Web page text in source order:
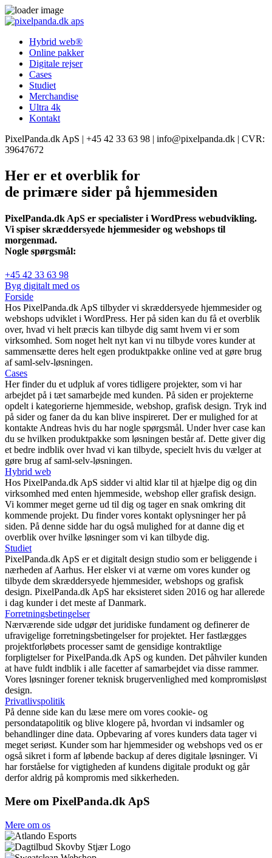
Hybrid web®
Online pakker
Digitale rejser
Cases
Studiet
Merchandise
Ultra 4k
Kontakt
PixelPanda.dk ApS | +45 42 33 63 98 | info@pixelpanda.dk | CVR:
39647672
Her er et overblik for
de primære sider på hjemmesiden
PixelPanda.dk ApS er specialister i WordPress webudvikling.
Vi spiser skræddersyede hjemmesider og webshops til
morgenmad.
Nogle spørgsmål:
+45 42 33 63 98
Byg digitalt med os
Forside
Hos PixelPanda.dk ApS tilbyder vi skræddersyede hjemmesider og
webshops udviklet i WordPress. Her på siden kan du få et overblik
over, hvad vi helt præcis kan tilbyde dig samt hvem vi er som
virksomhed. Som noget helt nyt kan vi nu tilbyde vores kunder at
sammensætte deres helt egen produktpakke online ved at gøre brug
af saml-selv-løsningen.
Cases
Her finder du et udpluk af vores tidligere projekter, som vi har
arbejdet på i tæt samarbejde med kunden. På siden er projekterne
opdelt i kategorierne hjemmeside, webshop, grafisk design. Tryk ind
på sider og faner da du kan blive inspireret. Der er mulighed for at
kontakte Andreas hvis du har nogle spørgsmål. Under hver case kan
du se hvilken produktpakke som løsningen består af. Dette giver dig
et bedre indblik over hvad vi kan tilbyde, specielt hvis du vælger at
gøre brug af saml-selv-løsningen.
Hybrid web
Hos PixelPanda.dk ApS sidder vi altid klar til at hjælpe dig og din
virksomhed med enten hjemmeside, webshop eller grafisk design.
Vi kommer meget gerne ud til dig og tager en snak omkring dit
kommende projekt. Du finder vores kontakt oplysninger her på
siden. På denne sidde har du også mulighed for at danne dig et
overblik over hvilke løsninger som vi kan tilbyde dig.
Studiet
PixelPanda.dk ApS er et digitalt design studio som er beliggende i
nærheden af Aarhus. Her elsker vi at værne om vores kunder og
tilbyde dem skræddersyede hjemmesider, webshops og grafisk
design. PixelPanda.dk ApS har eksisteret siden 2016 og har allerede
i dag kunder i det meste af Danmark.
Forretningsbetingelser
Nærværende side udgør det juridiske fundament og definerer de
ufravigelige forretningsbetingelser for projektet. Her fastlægges
projektforløbets processer samt de gensidige kontraktlige
forpligtelser for PixelPanda.dk ApS og kunden. Det påhviler kunden
at have fuldt indblik i alle facetter af samarbejdet via disse rammer.
Vores løsninger forener teknisk brugervenlighed med kompromisløst
design.
Privatlivspolitik
På denne side kan du læse mere om vores cookie- og
persondatapolitik og blive klogere på, hvordan vi indsamler og
behandlinger dine data. Opbevaring af vores kunders data tager vi
meget seriøst. Kunder som har hjemmesider og webshops ved os er
også sikret i form af løbende backup af deres digitale løsninger. Vi
har forståelse for vigtigheden af kundens digitale produkt og går
derfor aldrig på kompromis med sikkerheden.
Mere om PixelPanda.dk ApS
Mere om os